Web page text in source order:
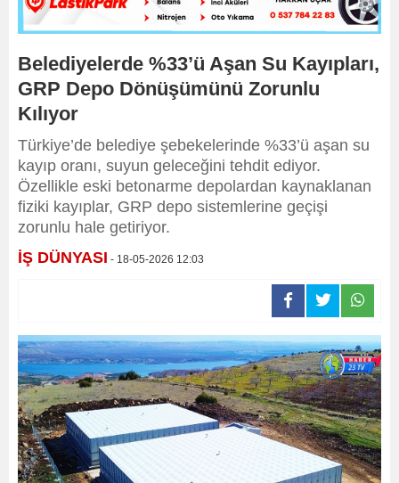
Belediyelerde %33’ü Aşan Su Kayıpları,
GRP Depo Dönüşümünü Zorunlu
Kılıyor
Türkiye’de belediye şebekelerinde %33’ü aşan su
kayıp oranı, suyun geleceğini tehdit ediyor.
Özellikle eski betonarme depolardan kaynaklanan
fiziki kayıplar, GRP depo sistemlerine geçişi
zorunlu hale getiriyor.
İŞ DÜNYASI - 18-05-2026 12:03